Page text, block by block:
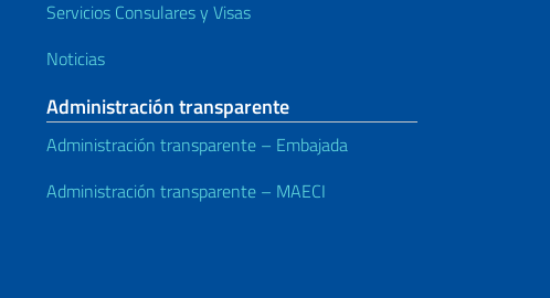
Servicios Consulares y Visas
Noticias
Administración transparente
Administración transparente – Embajada
Administración transparente – MAECI